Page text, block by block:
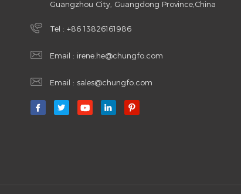
Guangzhou City, Guangdong Province,China
Tel : +86 13826161986
Email : irene.he@chungfo.com
Email : sales@chungfo.com